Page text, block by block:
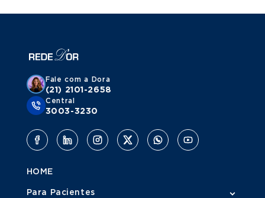
Fale com a Dora
(21) 2101-2658
Central
3003-3230
HOME
Para Pacientes